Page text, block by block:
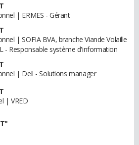
| ERMES - Gérant
| SOFIA BVA, branche Viande Volaille
- Responsable système d'information
| Dell - Solutions manager
| VRED